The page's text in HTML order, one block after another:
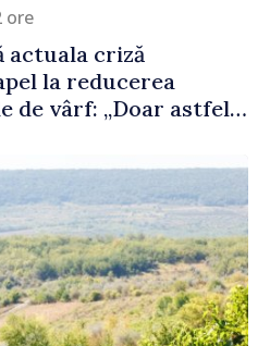
ore
actuala criză
la reducerea
de vârf: „Doar astfel